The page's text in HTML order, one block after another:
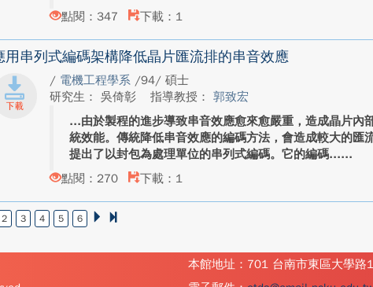
點閱：347
下載：1
用串列式編碼架構降低晶片匯流排的串音效應
/ 電機工程學系 /94/ 碩士
研究生： 吳倚彰
指導教授：郭致宏
由於製程的進步導致串音效應愈來愈嚴重，造成晶片內
統效能。傳統降低串音效應的編碼方法，會造成較大的匯
提出了以封包為處理單位的串列式編碼。它的編碼...
點閱：270
下載：1
2 3 4 5 6
本館地址：701 台南市東區大學路